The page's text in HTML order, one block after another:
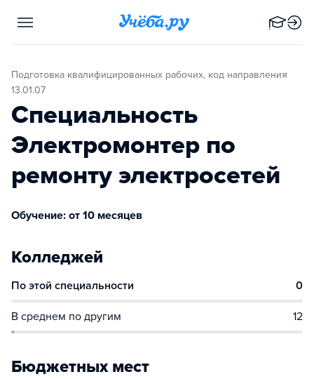
Подготовка квалифицированных рабочих, код направления
13.01.07
Специальность
Электромонтер по
ремонту электросетей
Обучение: от 10 месяцев
Колледжей
По этой специальности 0
В среднем по другим 12
Бюджетных мест